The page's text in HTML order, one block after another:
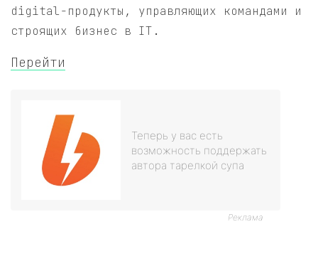
digital-продукты, управляющих командами и
строящих бизнес в IT.
Перейти
Теперь у вас есть
возможность поддержать
автора тарелкой супа
Реклама